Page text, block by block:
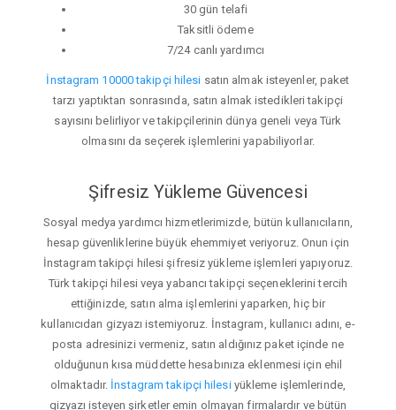
30 gün telafi
Taksitli ödeme
7/24 canlı yardımcı
İnstagram 10000 takipçi hilesi satın almak isteyenler, paket
tarzı yaptıktan sonrasında, satın almak istedikleri takipçi
sayısını belirliyor ve takipçilerinin dünya geneli veya Türk
olmasını da seçerek işlemlerini yapabiliyorlar.
Şifresiz Yükleme Güvencesi
Sosyal medya yardımcı hizmetlerimizde, bütün kullanıcıların,
hesap güvenliklerine büyük ehemmiyet veriyoruz. Onun için
İnstagram takipçi hilesi şifresiz yükleme işlemleri yapıyoruz.
Türk takipçi hilesi veya yabancı takipçi seçeneklerini tercih
ettiğinizde, satın alma işlemlerini yaparken, hiç bir
kullanıcıdan gizyazı istemiyoruz. İnstagram, kullanıcı adını, e-
posta adresinizi vermeniz, satın aldığınız paket içinde ne
olduğunun kısa müddette hesabınıza eklenmesi için ehil
olmaktadır. İnstagram takipçi hilesiyükleme işlemlerinde,
gizyazı isteyen şirketler emin olmayan firmalardır ve bütün